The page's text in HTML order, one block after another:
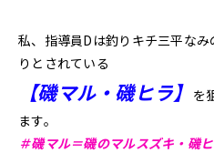
私、指導員Dは釣りキチ三平な
りとされている
【磯マル・磯ヒラ】 を
ます。
＃磯マル＝磯のマルスズキ・磯